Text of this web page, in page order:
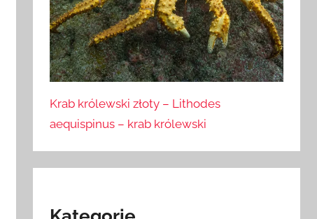
Krab królewski złoty – Lithodes
aequispinus – krab królewski